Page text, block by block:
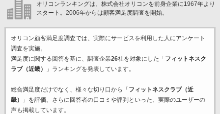
オリコンランキングは、株式会社オリコンを前身企業に1967年より
スタート。2006年からは顧客満足度調査を開始。
オリコン顧客満足度調査では、実際にサービスを利用した 人にアンケート
調査を実施。
満足度に関する回答を基に、調査企業26社を対象にした「 フィットネスク
ラブ（近畿）
」ランキングを発表しています。
総合満足度だけでなく、様々な切り口から「 フィットネスクラブ（近
畿）
」を評価。さらに回答者の口コミや評判といった、実際のユーザーの
声も掲載しています。